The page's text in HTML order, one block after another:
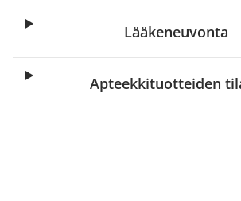
Lääkeneuvonta
Apteekkituotteiden